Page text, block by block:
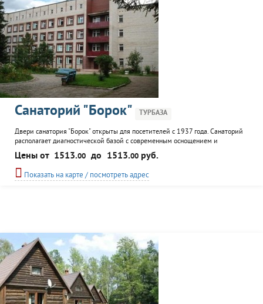
Санаторий "Борок" ТУРБАЗА
Двери санатория "Борок" открыты для посетителей с 1937 года. Санаторий
располагает диагностической базой с современным оснощением и
квалифицированным персоналом; рассчитан на прием 150 человек. К
услугам гостей: столовая, экскурсионное сопровождение, танцевальный зал,
бильярд, магазин, бар, спортзал, прокат спортинвентаря, библиотека,
спортивные площадки, тренажерный зал, киноконцертный
Цены от 1513.00 до 1513.00 руб.
Показать на карте / посмотреть адрес